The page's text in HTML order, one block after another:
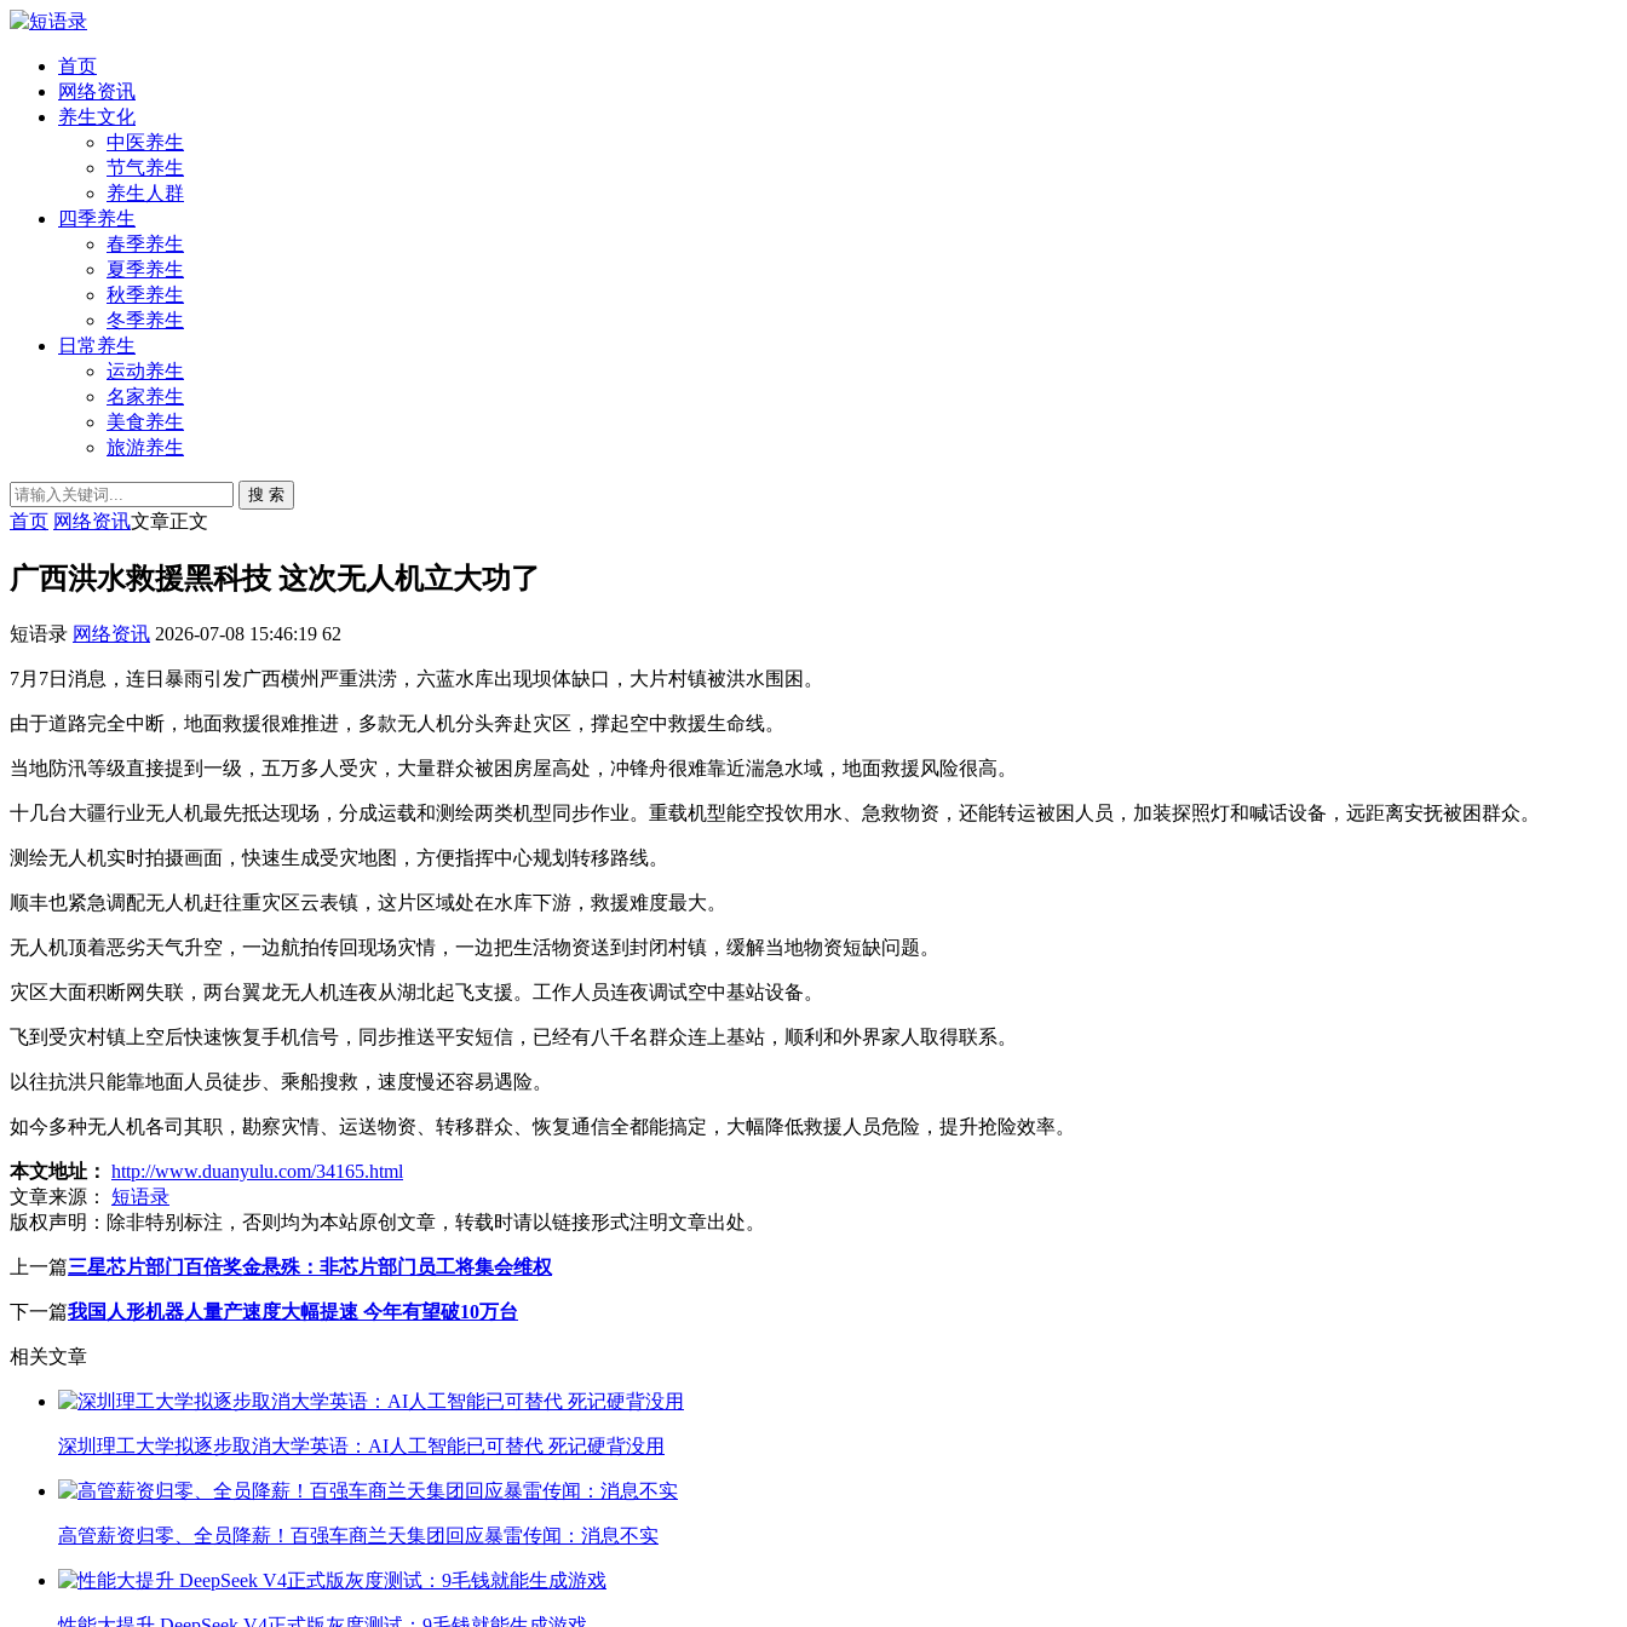
首页
网络资讯
养生文化
中医养生
节气养生
养生人群
四季养生
春季养生
夏季养生
秋季养生
冬季养生
日常养生
运动养生
名家养生
美食养生
旅游养生
搜 索
首页 网络资讯文章正文
广西洪水救援黑科技 这次无人机立大功了
短语录 网络资讯 2026-07-08 15:46:19 62
7月7日消息，连日暴雨引发广西横州严重洪涝，六蓝水库出现坝体缺口，大片村镇被洪水围困。
由于道路完全中断，地面救援很难推进，多款无人机分头奔赴灾区，撑起空中救援生命线。
当地防汛等级直接提到一级，五万多人受灾，大量群众被困房屋高处，冲锋舟很难靠近湍急水域，地面救援风险很高。
十几台大疆行业无人机最先抵达现场，分成运载和测绘两类机型同步作业。重载机型能空投饮用水、急救物资，还能转运被困人员，加装探照灯和喊话设备，远距离安抚被困群众。
测绘无人机实时拍摄画面，快速生成受灾地图，方便指挥中心规划转移路线。
顺丰也紧急调配无人机赶往重灾区云表镇，这片区域处在水库下游，救援难度最大。
无人机顶着恶劣天气升空，一边航拍传回现场灾情，一边把生活物资送到封闭村镇，缓解当地物资短缺问题。
灾区大面积断网失联，两台翼龙无人机连夜从湖北起飞支援。工作人员连夜调试空中基站设备。
飞到受灾村镇上空后快速恢复手机信号，同步推送平安短信，已经有八千名群众连上基站，顺利和外界家人取得联系。
以往抗洪只能靠地面人员徒步、乘船搜救，速度慢还容易遇险。
如今多种无人机各司其职，勘察灾情、运送物资、转移群众、恢复通信全都能搞定，大幅降低救援人员危险，提升抢险效率。
本文地址： http://www.duanyulu.com/34165.html
文章来源：
短语录
版权声明： 除非特别标注，否则均为本站原创文章，转载时请以链接形式注明文章出处。
上一篇三星芯片部门百倍奖金悬殊：非芯片部门员工将集会维权
下一篇我国人形机器人量产速度大幅提速 今年有望破10万台
相关文章
深圳理工大学拟逐步取消大学英语：AI人工智能已可替代 死记硬背没用
高管薪资归零、全员降薪！百强车商兰天集团回应暴雷传闻：消息不实